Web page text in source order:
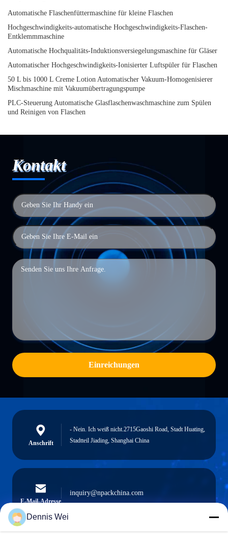
Automatische Flaschenfüttermaschine für kleine Flaschen
Hochgeschwindigkeits-automatische Hochgeschwindigkeits-Flaschen-
Entklemmmaschine
Automatische Hochqualitäts-Induktionsversiegelungsmaschine für Gläser
Automatischer Hochgeschwindigkeits-Ionisierter Luftspüler für Flaschen
50 L bis 1000 L Creme Lotion Automatischer Vakuum-Homogenisierer
Mischmaschine mit Vakuumübertragungspumpe
PLC-Steuerung Automatische Glasflaschenwaschmaschine zum Spülen
und Reinigen von Flaschen
Kontakt
Einreichungen
Anschrift
- Nein. Ich weiß nicht.2715Gaoshi Road, Stadt Huating,
Stadtteil Jiading, Shanghai China
E-Mail-Adresse
inquiry@npackchina.com
Dennis Wei